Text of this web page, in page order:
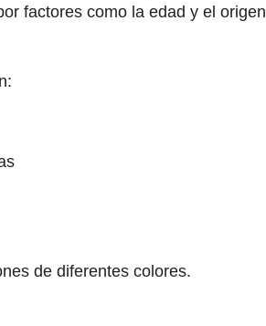
factores como la edad y el origen
de diferentes colores.